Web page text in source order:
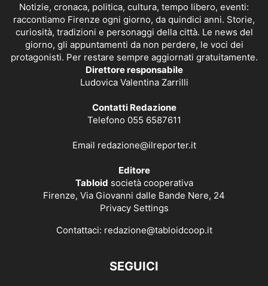
Notizie, cronaca, politica, cultura, tempo libero, eventi:
raccontiamo Firenze ogni giorno, da quindici anni. Storie,
curiosità, tradizioni e personaggi della città. Le news del
giorno, gli appuntamenti da non perdere, le voci dei
protagonisti. Per restare sempre aggiornati gratuitamente.
Direttore responsabile
Ludovica Valentina Zarrilli
Contatti Redazione
Telefono 055 6587611
Email redazione@ilreporter.it
Editore
Tabloid società cooperativa
Firenze, Via Giovanni dalle Bande Nere, 24
Privacy Settings
Contattaci: redazione@tabloidcoop.it
SEGUICI